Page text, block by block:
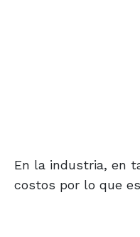
En la industria, en
costos por lo que